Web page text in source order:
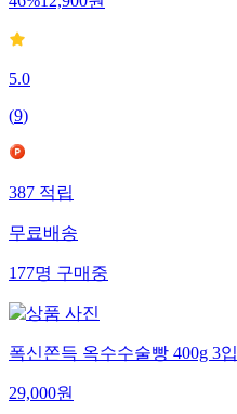
46%12,900원
5.0
(9)
387적립
무료배송
177명구매중
폭신쫀득 옥수수술빵 400g 3입
29,000원